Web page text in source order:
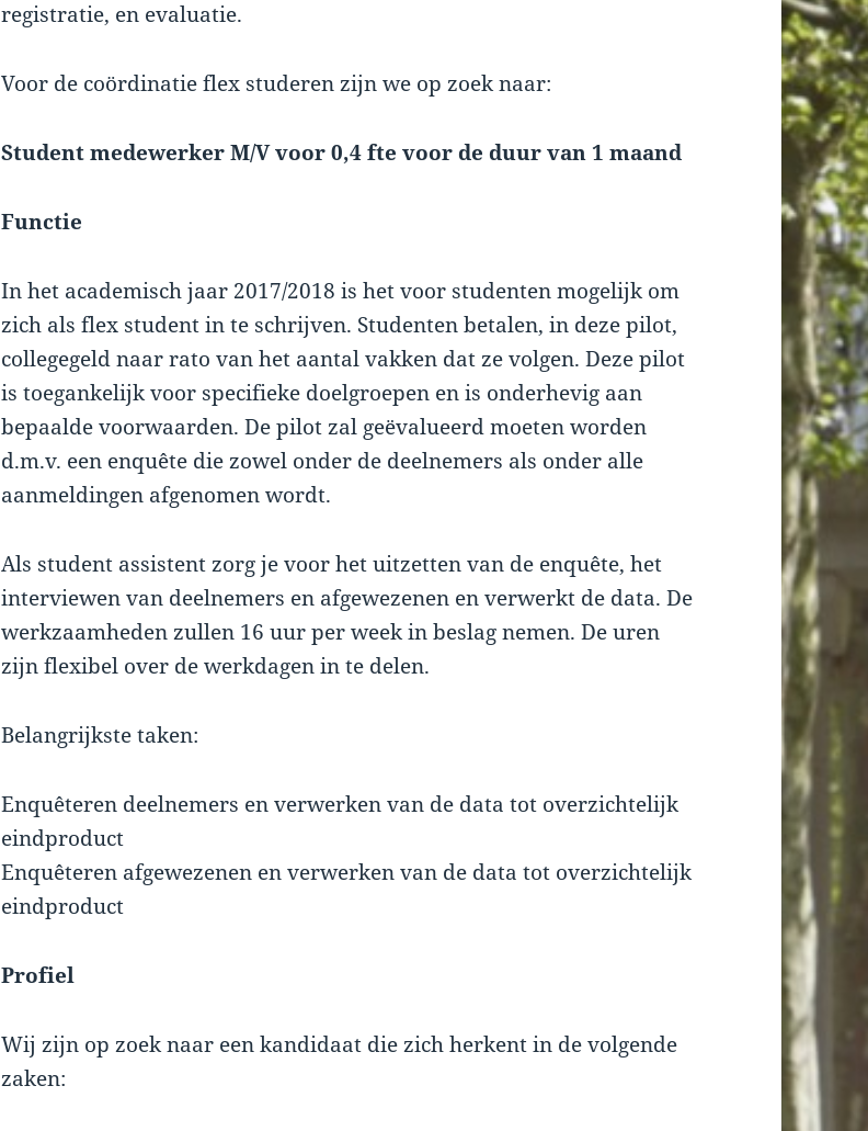
registratie, en evaluatie.
Voor de coördinatie flex studeren zijn we op zoek naar:
Student medewerker M/V voor 0,4 fte voor de duur van 1 maand
Functie
In het academisch jaar 2017/2018 is het voor studenten mogelijk om
zich als flex student in te schrijven. Studenten betalen, in deze pilot,
collegegeld naar rato van het aantal vakken dat ze volgen. Deze pilot
is toegankelijk voor specifieke doelgroepen en is onderhevig aan
bepaalde voorwaarden. De pilot zal geëvalueerd moeten worden
d.m.v. een enquête die zowel onder de deelnemers als onder alle
aanmeldingen afgenomen wordt.
Als student assistent zorg je voor het uitzetten van de enquête, het
interviewen van deelnemers en afgewezenen en verwerkt de data. De
werkzaamheden zullen 16 uur per week in beslag nemen. De uren
zijn flexibel over de werkdagen in te delen.
Belangrijkste taken:
Enquêteren deelnemers en verwerken van de data tot overzichtelijk
eindproduct
Enquêteren afgewezenen en verwerken van de data tot overzichtelijk
eindproduct
Profiel
Wij zijn op zoek naar een kandidaat die zich herkent in de volgende
zaken: